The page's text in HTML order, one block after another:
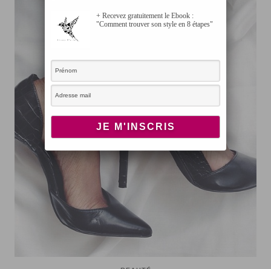
+ Recevez gratuitement le Ebook :
"Comment trouver son style en 8 étapes"